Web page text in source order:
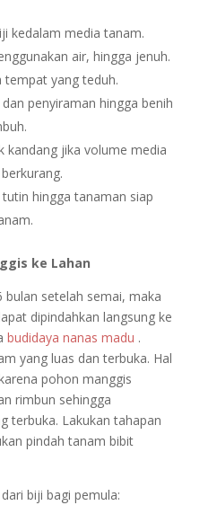
kedalam media tanam.
air, hingga jenuh.
tempat yang teduh.
penyiraman hingga benih
kandang jika volume media
hingga tanaman siap
ke Lahan
bulan setelah semai, maka
dipindahkan langsung ke
budidaya nanas madu .
yang luas dan terbuka. Hal
pohon manggis
rimbun sehingga
terbuka. Lakukan tahapan
pindah tanam bibit
biji bagi pemula: